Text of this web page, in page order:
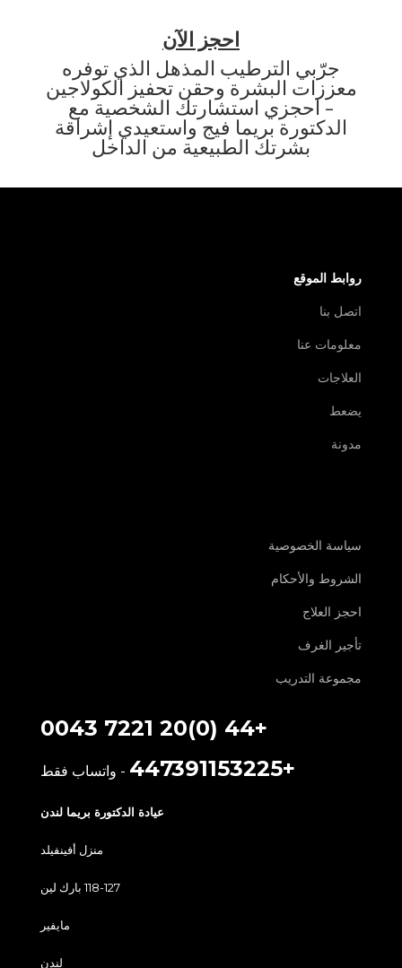
احجز الآن
جرّبي الترطيب المذهل الذي توفره
معززات البشرة وحقن تحفيز الكولاجين
- احجزي استشارتك الشخصية مع
الدكتورة بريما فيج واستعيدي إشراقة
بشرتك الطبيعية من الداخل
روابط الموقع
اتصل بنا
معلومات عنا
العلاجات
يضعط
مدونة
سياسة الخصوصية
الشروط والأحكام
احجز العلاج
تأجير الغرف
مجموعة التدريب
+44 (0)20 7221 0043
+447391153225
- واتساب فقط
عيادة الدكتورة بريما لندن
منزل أفينفيلد
118-127 بارك لين
مايفير
لندن